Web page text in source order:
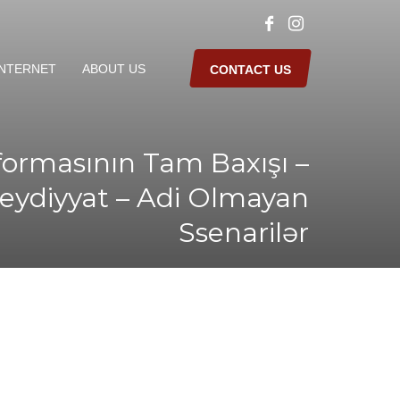
ABOUT US CONTACT US
Tam Baxışı –
– Adi Olmayan
Ssenarilər